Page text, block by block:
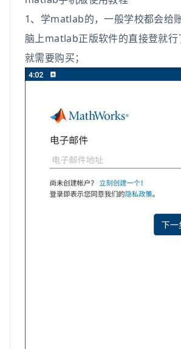
1、学matlab的，一般学校都会给
脑上matlab正版软件的直接登就行
就需要购买；